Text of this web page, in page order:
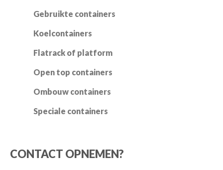
Gebruikte containers
Koelcontainers
Flatrack of platform
Open top containers
Ombouw containers
Speciale containers
CONTACT OPNEMEN?